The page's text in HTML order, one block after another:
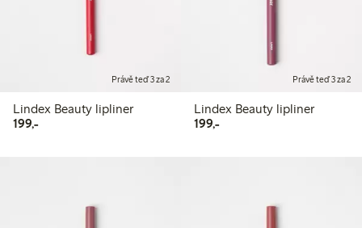
Právě teď 3 za 2
Lindex Beauty lipliner
199,-199,00 Kč
Právě teď 3 za 2
Lindex Beauty lipliner
199,-199,00 Kč